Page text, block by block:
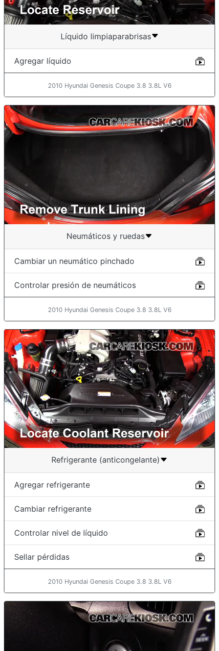
Líquido limpiaparabrisas
Agregar líquido
2010 Hyundai Genesis Coupe 3.8 3.8L V6
Neumáticos y ruedas
Cambiar un neumático pinchado
Controlar presión de neumáticos
2010 Hyundai Genesis Coupe 3.8 3.8L V6
Refrigerante (anticongelante)
Agregar refrigerante
Cambiar refrigerante
Controlar nivel de líquido
Sellar pérdidas
2010 Hyundai Genesis Coupe 3.8 3.8L V6